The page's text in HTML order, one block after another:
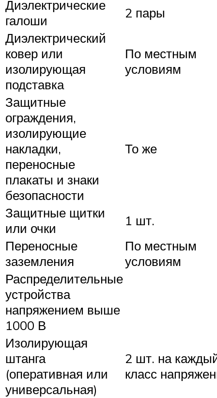
Диэлектрические
галоши
2 пары
Диэлектрический
ковер или
изолирующая
подставка
По местным
условиям
Защитные
ограждения,
изолирующие
накладки,
переносные
плакаты и знаки
безопасности
То же
Защитные щитки
или очки
1 шт.
Переносные
заземления
По местным
условиям
Распределительные
устройства
напряжением выше
1000 В
Изолирующая
штанга
(оперативная или
универсальная)
2 шт. на
класс